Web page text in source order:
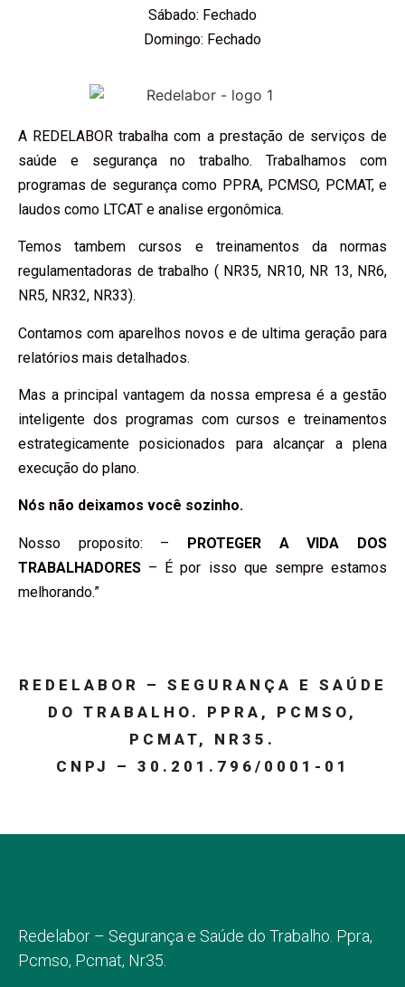
Sábado: Fechado
Domingo: Fechado
A REDELABOR trabalha com a prestação de serviços de
saúde e segurança no trabalho. Trabalhamos com
programas de segurança como PPRA, PCMSO, PCMAT, e
laudos como LTCAT e analise ergonômica.
Temos tambem cursos e treinamentos da normas
regulamentadoras de trabalho ( NR35, NR10, NR 13, NR6,
NR5, NR32, NR33).
Contamos com aparelhos novos e de ultima geração para
relatórios mais detalhados.
Mas a principal vantagem da nossa empresa é a gestão
inteligente dos programas com cursos e treinamentos
estrategicamente posicionados para alcançar a plena
execução do plano.
Nós não deixamos você sozinho.
Nosso proposito: – PROTEGER A VIDA DOS
TRABALHADORES – É por isso que sempre estamos
melhorando.”
REDELABOR – SEGURANÇA E SAÚDE
DO TRABALHO. PPRA, PCMSO,
PCMAT, NR35.
CNPJ – 30.201.796/0001-01
Redelabor – Segurança e Saúde do Trabalho. Ppra,
Pcmso, Pcmat, Nr35.